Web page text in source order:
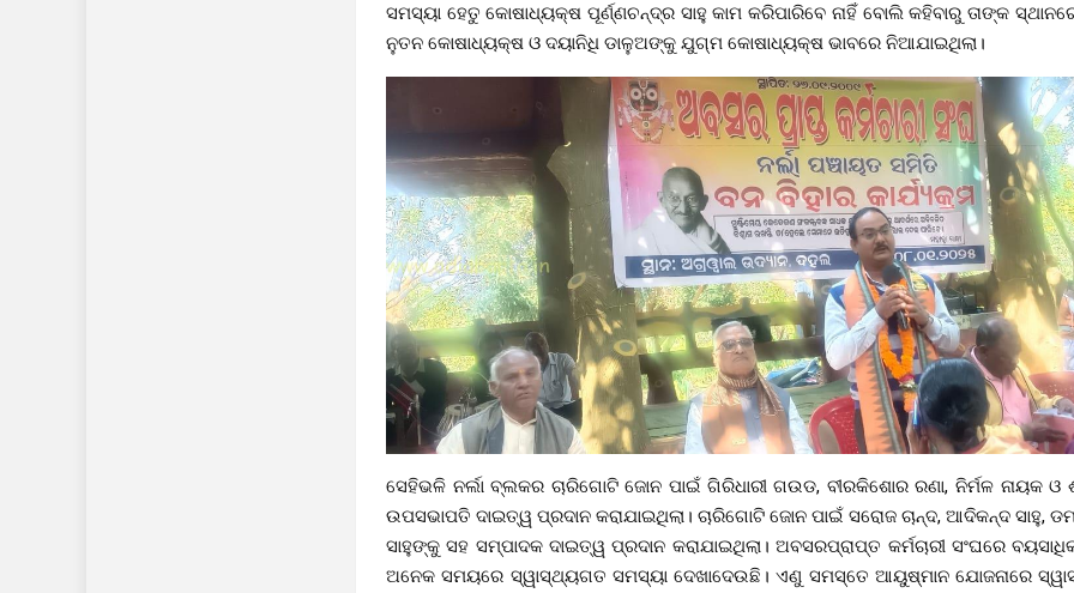
ସମସ୍ୟା ହେତୁ କୋଷାଧ୍ୟକ୍ଷ ପୂର୍ଣ୍ଣଚନ୍ଦ୍ର ସାହୁ କାମ କରିପାରିବେ ନାହିଁ ବୋଲି କହିବାରୁ ତାଙ୍କ
ନୁତନ କୋଷାଧ୍ୟକ୍ଷ ଓ ଦୟାନିଧି ଡାଳୁଅଙ୍କୁ ଯୁଗ୍ମ କୋଷାଧ୍ୟକ୍ଷ ଭାବରେ ନିଆଯାଇଥିଲା।
ସେହିଭଳି ନର୍ଲା ବ୍ଲକର ଚାରିଗୋଟି ଜୋନ ପାଇଁ ଗିରିଧାରୀ ଗଉଡ, ବୀରକିଶୋର ରଣା, ନିର୍ମଳ ନାୟକ
ଉପସଭାପତି ଦାଇତ୍ୱ ପ୍ରଦାନ କରାଯାଇଥିଲା। ଚାରିଗୋଟି ଜୋନ ପାଇଁ ସରୋଜ ଚାନ୍ଦ, ଆଦିକନ୍ଦ ସାହୁ,
ସାହୁଙ୍କୁ ସହ ସମ୍ପାଦକ ଦାଇତ୍ୱ ପ୍ରଦାନ କରାଯାଇଥିଲା। ଅବସରପ୍ରାପ୍ତ କର୍ମଚାରୀ ସଂଘରେ
ଅନେକ ସମୟରେ ସ୍ୱାସ୍ଥ୍ୟଗତ ସମସ୍ୟା ଦେଖାଦେଉଛି। ଏଣୁ ସମସ୍ତେ ଆୟୁଷ୍ମାନ ଯୋଜନାରେ